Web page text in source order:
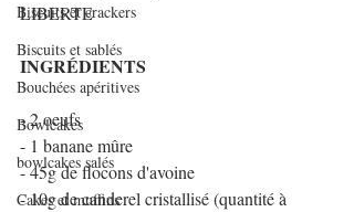
Biscuits et crackers
Biscuits et sablés
Bouchées apéritives
Bowlcakes
bowlcakes salés
Cakes et muffins
LIBERTE
INGRÉDIENTS
- 2 oeufs
- 1 banane mûre
- 45g de flocons d'avoine
- 10g de canderel cristallisé (quantité à